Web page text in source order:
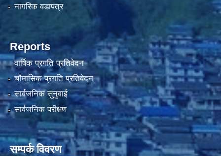
नागरिक वडापत्र
Reports
वार्षिक प्रगति प्रतिवेदन
चौमासिक प्रगति प्रतिवेदन
सार्वजनिक सुनुवाई
सार्वजनिक परीक्षण
सम्पर्क विवरण